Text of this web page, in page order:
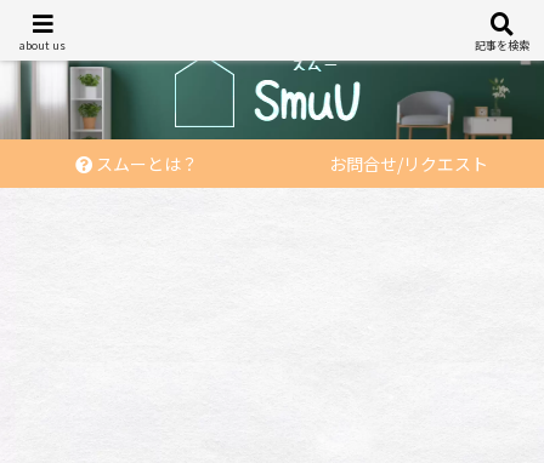
スムーとは？ お問合せ/リクエスト
about us 記事を検索